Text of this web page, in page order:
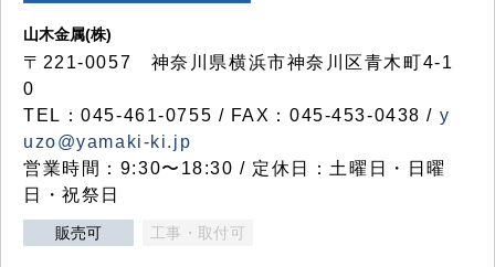
山木金属(株)
〒221-0057 神奈川県横浜市神奈川区青木町4-1
0
TEL：045-461-0755 / FAX：045-453-0438 / y
uzo@yamaki-ki.jp
営業時間：9:30〜18:30 / 定休日：土曜日・日曜
日・祝祭日
販売可 工事・取付可